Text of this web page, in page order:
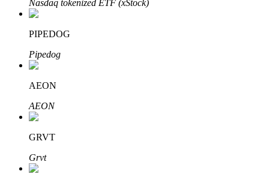
Aprenda a apostar
Aprenda como ganhar renda passiva
Bitrue
Nasdaq tokenized ETF (xStock)
PIPEDOG
Pipedog
AEON
AEON
GRVT
Grvt